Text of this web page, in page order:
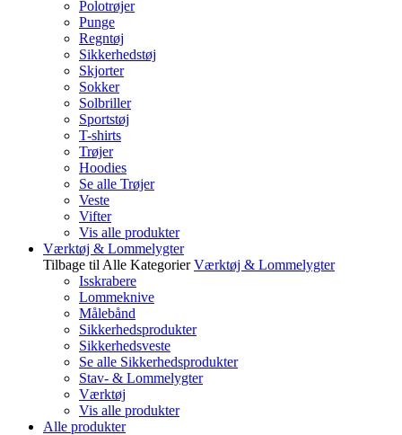
Polotrøjer
Punge
Regntøj
Sikkerhedstøj
Skjorter
Sokker
Solbriller
Sportstøj
T-shirts
Trøjer
Hoodies
Se alle Trøjer
Veste
Vifter
Vis alle produkter
Værktøj & Lommelygter
Tilbage til Alle Kategorier Værktøj & Lommelygter
Isskrabere
Lommeknive
Målebånd
Sikkerhedsprodukter
Sikkerhedsveste
Se alle Sikkerhedsprodukter
Stav- & Lommelygter
Værktøj
Vis alle produkter
Alle produkter